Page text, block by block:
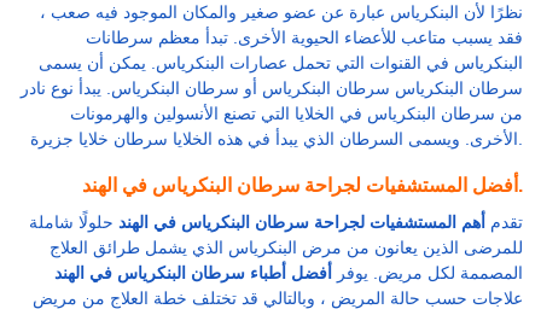
نظرًا لأن البنكرياس عبارة عن عضو صغير والمكان الموجود فيه صعب ،
فقد يسبب متاعب للأعضاء الحيوية الأخرى. تبدأ معظم سرطانات
البنكرياس في القنوات التي تحمل عصارات البنكرياس. يمكن أن يسمى
سرطان البنكرياس سرطان البنكرياس أو سرطان البنكرياس. يبدأ نوع نادر
من سرطان البنكرياس في الخلايا التي تصنع الأنسولين والهرمونات
أفضل المستشفيات لجراحة سرطان البنكرياس في الهند.
تقدم أهم المستشفيات لجراحة سرطان البنكرياس في الهند حلولًا شاملة
للمرضى الذين يعانون من مرض البنكرياس الذي يشمل طرائق العلاج
المصممة لكل مريض. يوفر
أفضل أطباء سرطان البنكرياس في الهند
علاجات حسب حالة المريض ، وبالتالي قد تختلف خطة العلاج من مريض